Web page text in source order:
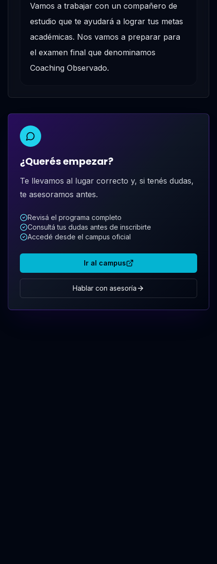
Vamos a trabajar con un compañero de
estudio que te ayudará a lograr tus metas
académicas. Nos vamos a preparar para
el examen final que denominamos
Coaching Observado.
¿Querés empezar?
Te llevamos al lugar correcto y, si tenés dudas,
te asesoramos antes.
Revisá el programa completo
Consultá tus dudas antes de inscribirte
Accedé desde el campus oficial
Ir al campus
Hablar con asesoría